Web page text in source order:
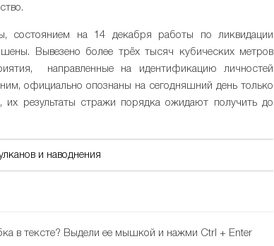
на 14 декабря работы по ликвидации
Вывезено более трёх тысяч кубических метров
направленные на идентификацию личностей
официально опознаны на сегодняшний день только
, их результаты стражи порядка ожидают получить до
и наводнения
в тексте? Выдели ее мышкой и нажми Ctrl + Enter